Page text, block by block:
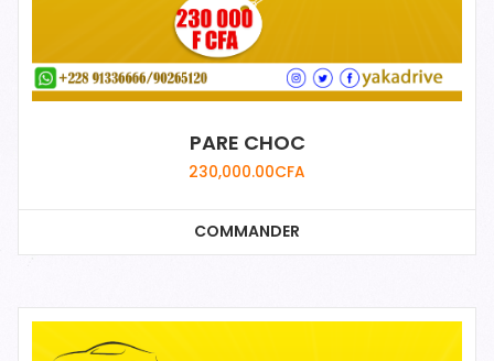
PARE CHOC
230,000.00CFA
COMMANDER